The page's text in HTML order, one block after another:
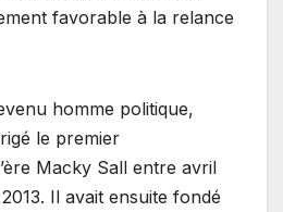
favorable à la relance
homme politique,
le premier
Macky Sall entre avril
Il avait ensuite fondé